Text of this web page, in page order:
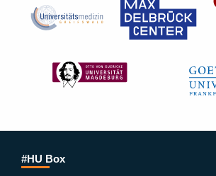
#HU Box